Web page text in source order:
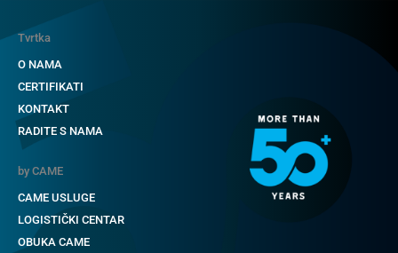
Tvrtka
O NAMA
CERTIFIKATI
KONTAKT
RADITE S NAMA
by CAME
CAME USLUGE
LOGISTIČKI CENTAR
OBUKA CAME